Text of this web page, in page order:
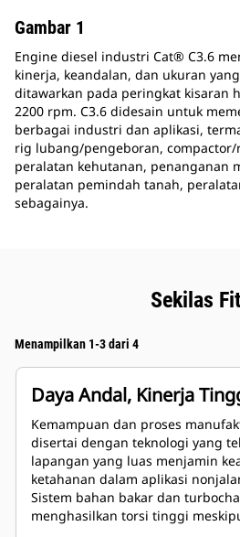
Gambar 1
Engine diesel industri Cat® C3.6
kinerja, keandalan, dan ukuran
ditawarkan pada peringkat kisaran
2200 rpm. C3.6 didesain untuk
berbagai industri dan aplikasi,
rig lubang/pengeboran, compactor/
peralatan kehutanan, penanganan
peralatan pemindah tanah,
sebagainya.
Sekilas
Menampilkan 1-3 dari 4
Daya Andal, Kinerja
Kemampuan dan proses
disertai dengan teknologi yang
lapangan yang luas menjamin
ketahanan dalam aplikasi
Sistem bahan bakar dan
menghasilkan torsi tinggi